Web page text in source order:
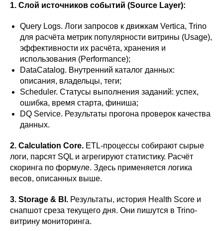
1. Слой источников событий (Source Layer):
Query Logs. Логи запросов к движкам Vertica, Trino
для расчёта метрик популярности витрины (Usage),
эффективности их расчёта, хранения и
использования (Performance);
DataCatalog. Внутренний каталог данных:
описания, владельцы, теги;
Scheduler. Статусы выполнения заданий: успех,
ошибка, время старта, финиша;
DQ Service. Результаты прогона проверок качества
данных.
2. Calculation Core. ETL-процессы собирают сырые
логи, парсят SQL и агрегируют статистику. Расчёт
скоринга по формуле. Здесь применяется логика
весов, описанных выше.
3. Storage & BI. Результаты, история Health Score и
снапшот среза текущего дня. Они пишутся в Trino-
витрину мониторинга.